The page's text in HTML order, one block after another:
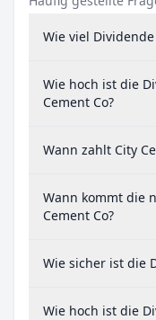
Wie viel
Wie hoch ist die
Cement Co?
Wann zahlt City
Wann kommt die
Cement Co?
Wie sicher ist die
Wie hoch ist die